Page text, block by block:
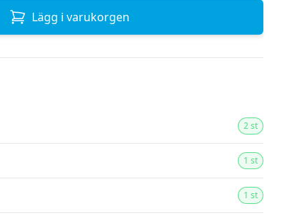
Lägg i varukorgen
2 st
1 st
1 st